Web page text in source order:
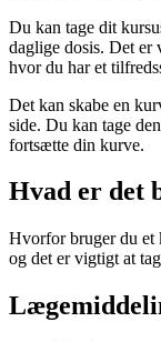
Du kan tage dit
daglige dosis. Det er
hvor du har et
Det kan skabe en
side. Du kan tage
fortsætte din kurve.
Hvad er det
Hvorfor bruger du et
og det er vigtigt at